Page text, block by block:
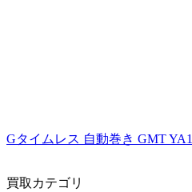
Gタイムレス 自動巻き GMT
買取カテゴリ